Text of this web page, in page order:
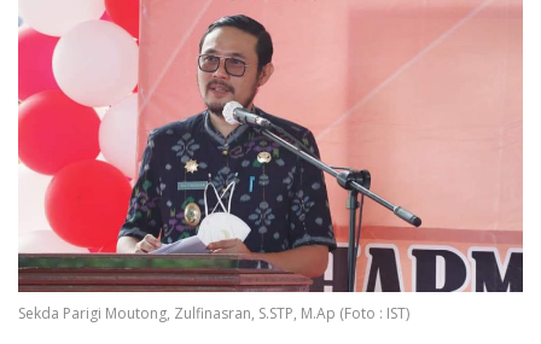
Sekda Parigi Moutong, Zulfinasran, S.STP, M.Ap (Foto : IST)